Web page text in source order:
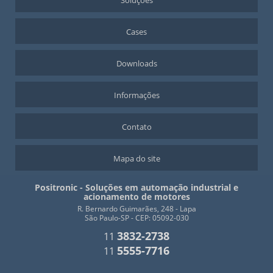
Cases
Downloads
Informações
Contato
Mapa do site
Positronic - Soluções em automação industrial e
acionamento de motores
R. Bernardo Guimarães, 248 - Lapa
São Paulo-SP - CEP: 05092-030
11 3832-2738
11 5555-7716